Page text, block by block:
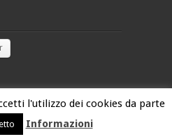
2026 © - All Rights Reserved
l'utilizzo dei cookies da parte
Informazioni